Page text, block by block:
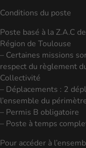
Conditions du poste
Poste basé à la Z.A.C
Région de Toulouse
– Certaines missions
respect du règlement
Collectivité
– Déplacements : 2
l’ensemble du
– Permis B obligatoire
– Poste à temps
Pour accéder à